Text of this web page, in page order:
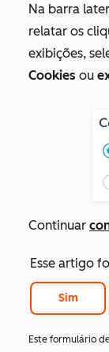
Na barra
relatar os
exibições,
Cookies ou
Continuar
Esse artigo
Sim
Este formulário